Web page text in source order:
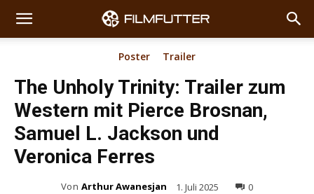
Poster Trailer
The Unholy Trinity: Trailer zum
Western mit Pierce Brosnan,
Samuel L. Jackson und
Veronica Ferres
Von Arthur Awanesjan 1. Juli 2025 0